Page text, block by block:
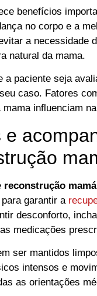
benefícios
no corpo e a
a necessidade
natural da mama.
a paciente seja
caso. Fatores
influenciam
e
reconstrução
garantir a
desconforto,
medicações
ser mantidos
intensos e
as orientações